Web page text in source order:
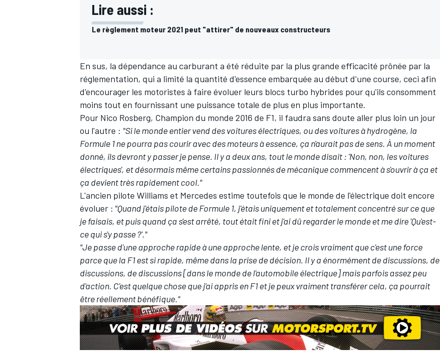
Lire aussi :
Le règlement moteur 2021 peut "attirer" de nouveaux constructeurs
En sus, la dépendance au carburant a été réduite par la plus grande efficacité prônée par la
réglementation, qui a limité la quantité d'essence embarquée au début d'une course, ceci afin
d'encourager les motoristes à faire évoluer leurs blocs turbo hybrides pour qu'ils consomment
moins tout en fournissant une puissance totale de plus en plus importante.
Pour Nico Rosberg, Champion du monde 2016 de F1, il faudra sans doute aller plus loin un jour
ou l'autre : "Si le monde entier vend des voitures électriques, ou des voitures à hydrogène, la
Formule 1 ne pourra pas courir avec des moteurs à essence, ça n'aurait pas de sens. À un moment
donné, ils devront y passer je pense. Il y a deux ans, tout le monde disait : 'Non, non, les voitures
électriques', et désormais même certains passionnés de mécanique commencent à s'ouvrir à ça et
ça devient très rapidement cool."
L'ancien pilote Williams et Mercedes estime toutefois que le monde de l'électrique doit encore
évoluer : "Quand j'étais pilote de Formule 1, j'étais uniquement et totalement concentré sur ce que
je faisais, et puis quand ça s'est arrêté, tout était fini et j'ai dû regarder le monde et me dire 'Qu'est-
ce qui s'y passe ?'."
"Je passe d'une approche rapide à une approche lente, et je crois vraiment que c'est une force
parce que la F1 est si rapide, même dans la prise de décision. Il y a énormément de discussions, de
discussions, de discussions [dans le monde de l'automobile électrique] mais parfois assez peu
d'action. C'est quelque chose que j'ai appris en F1 et je peux vraiment transférer cela, ça pourrait
être réellement bénéfique."